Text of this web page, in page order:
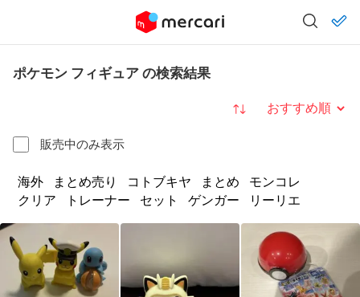
ポケモン フィギュア の検索結果
販売中のみ表示
並び替え
海外 まとめ売り コトブキヤ まとめ
モンコレ
クリア
トレーナー セット ゲンガー リーリエ